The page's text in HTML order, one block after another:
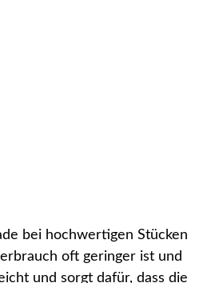
bei hochwertigen Stücken
oft geringer ist und
und sorgt dafür, dass die